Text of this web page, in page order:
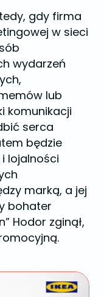
gdy firma
w sieci
wydarzeń
lub
komunikacji
serca
będzie
lojalności
marką, a jej
bohater
Hodor zginął,